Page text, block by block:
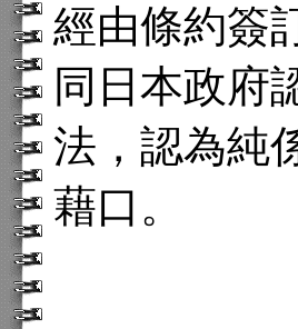
經由條約簽
同日本政府
法，認為純
藉口。